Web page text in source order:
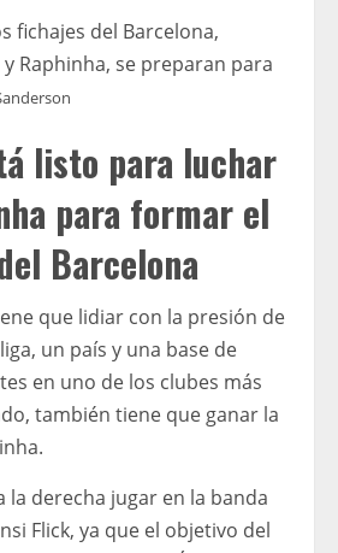
fichajes del Barcelona,
Raphinha, se preparan para
listo para luchar
para formar el
Barcelona
que lidiar con la presión de
un país y una base de
en uno de los clubes más
también tiene que ganar la
la derecha jugar en la banda
Flick, ya que el objetivo del